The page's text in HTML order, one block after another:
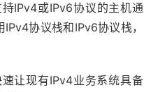
IPv4或IPv6协议的主机通
协议栈和IPv6协议栈，
让现有IPv4业务系统具备